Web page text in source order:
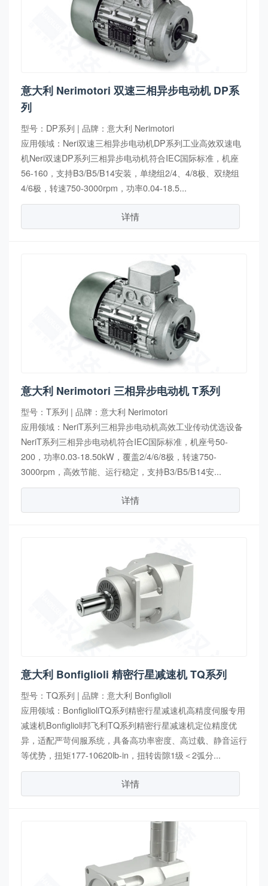
意大利 Nerimotori 双速三相异步电动机 DP系
列
型号：DP系列 | 品牌：意大利 Nerimotori
应用领域：Neri双速三相异步电动机DP系列工业高效双速电
机Neri双速DP系列三相异步电动机符合IEC国际标准，机座
56-160，支持B3/B5/B14安装，单绕组2/4、4/8极、双绕组
4/6极，转速750-3000rpm，功率0.04-18.5...
详情
意大利 Nerimotori 三相异步电动机 T系列
型号：T系列 | 品牌：意大利 Nerimotori
应用领域：NeriT系列三相异步电动机高效工业传动优选设备
NeriT系列三相异步电动机符合IEC国际标准，机座号50-
200，功率0.03-18.50kW，覆盖2/4/6/8极，转速750-
3000rpm，高效节能、运行稳定，支持B3/B5/B14安...
详情
意大利 Bonfiglioli 精密行星减速机 TQ系列
型号：TQ系列 | 品牌：意大利 Bonfiglioli
应用领域：BonfiglioliTQ系列精密行星减速机高精度伺服专用
减速机Bonfiglioli邦飞利TQ系列精密行星减速机定位精度优
异，适配严苛伺服系统，具备高功率密度、高过载、静音运行
等优势，扭矩177-10620lb-in，扭转齿隙1级＜2弧分...
详情